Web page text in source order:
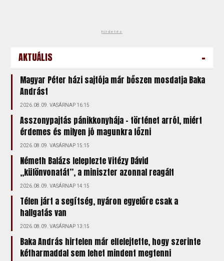
hirdetés
AKTUÁLIS -
Magyar Péter házi sajtója már bőszen mosdatja Baka
Andrást
2026.08.09. VASÁRNAP 16:15
Asszonypajtás pánikkonyhája – történet arról, miért
érdemes és milyen jó magunkra főzni
2026.08.09. VASÁRNAP 15:15
Németh Balázs leleplezte Vitézy Dávid
„különvonatát”, a miniszter azonnal reagált
2026.08.09. VASÁRNAP 14:15
Télen járt a segítség, nyáron egyelőre csak a
hallgatás van
2026.08.09. VASÁRNAP 13:15
Baka András hirtelen már elfelejtette, hogy szerinte
kétharmaddal sem lehet mindent megtenni